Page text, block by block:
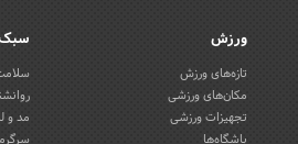
ورزش
تازه‌های ورزش
مکان‌های ورزشی
تجهیزات ورزشی
باشگاه‌ها
مد و